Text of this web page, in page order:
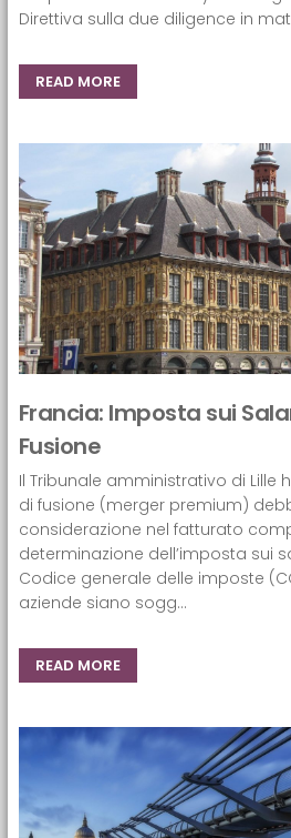
Direttiva sulla due diligence in
READ MORE
Francia: Imposta sui
Fusione
Il Tribunale amministrativo di Lille
di fusione (merger premium)
considerazione nel fatturato
determinazione dell’imposta sui
Codice generale delle imposte
aziende siano sogg...
READ MORE